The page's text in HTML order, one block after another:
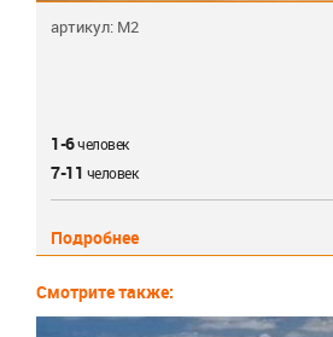
артикул: M2
1-6человек
7-11 человек
Подробнее
Смотрите также: